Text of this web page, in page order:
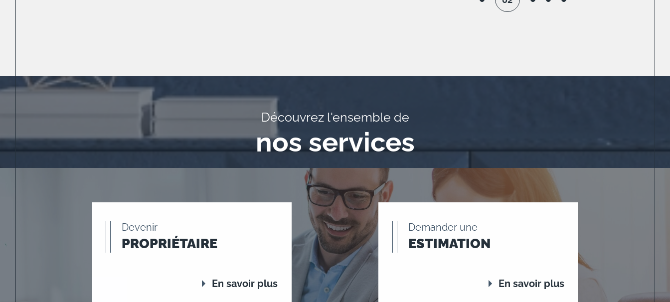
Découvrez l'ensemble de
nos services
Devenir
PROPRIÉTAIRE
En savoir plus
Demander une
ESTIMATION
En savoir plus